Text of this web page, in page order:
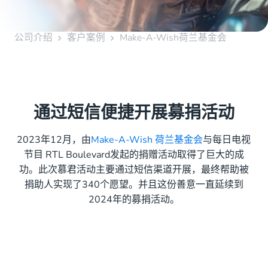
公司介绍 客户案例 Make-A-Wish荷兰基金会
通过短信便捷开展募捐活动
2023年12月，由Make-A-Wish 荷兰基金会与每日电视
节目 RTL Boulevard发起的捐赠活动取得了巨大的成
功。此次慕君活动主要通过短信渠道开展，最终帮助被
捐助人实现了340个愿望。并且这份善意一直延续到
2024年的募捐活动。